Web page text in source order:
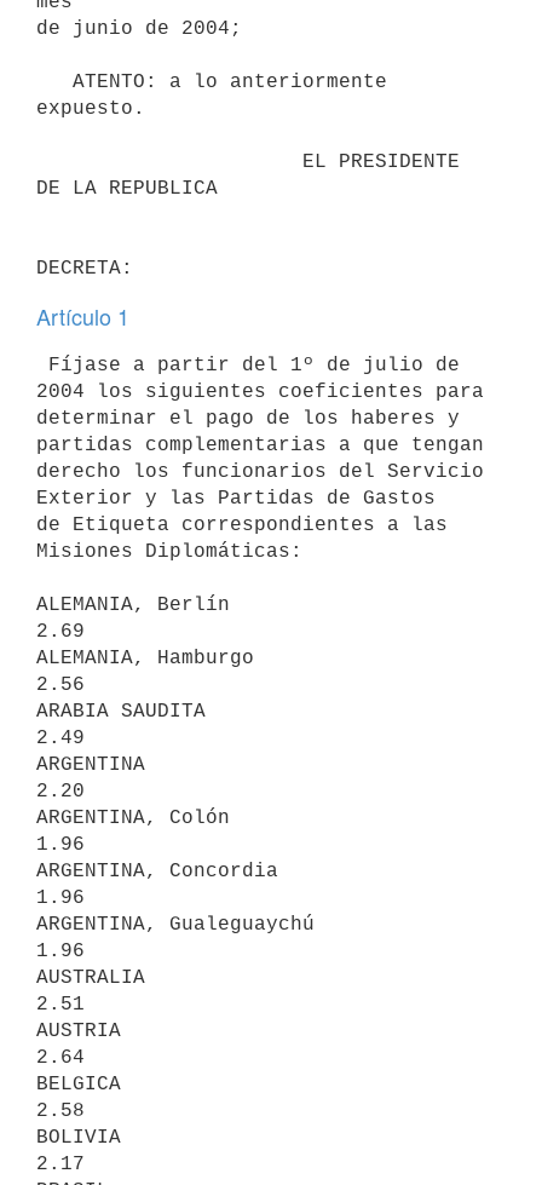
de junio de 2004;
expuesto.
DE LA REPUBLICA
Artículo 1
2004 los siguientes coeficientes para
determinar el pago de los haberes y
partidas complementarias a que tengan
derecho los funcionarios del Servicio
Exterior y las Partidas de Gastos
de Etiqueta correspondientes a las
Misiones Diplomáticas:
ALEMANIA, Berlín
2.69
ALEMANIA, Hamburgo
2.56
ARABIA SAUDITA
2.49
ARGENTINA
2.20
ARGENTINA, Colón
1.96
ARGENTINA, Concordia
1.96
ARGENTINA, Gualeguaychú
1.96
AUSTRALIA
2.51
AUSTRIA
2.64
BELGICA
2.58
BOLIVIA
2.17